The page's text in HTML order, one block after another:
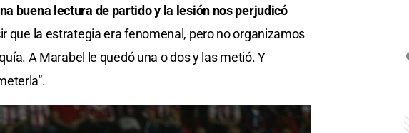
buena lectura de partido y la lesión nos perjudicó
que la estrategia era fenomenal, pero no organizamos
A Marabel le quedó una o dos y las metió. Y